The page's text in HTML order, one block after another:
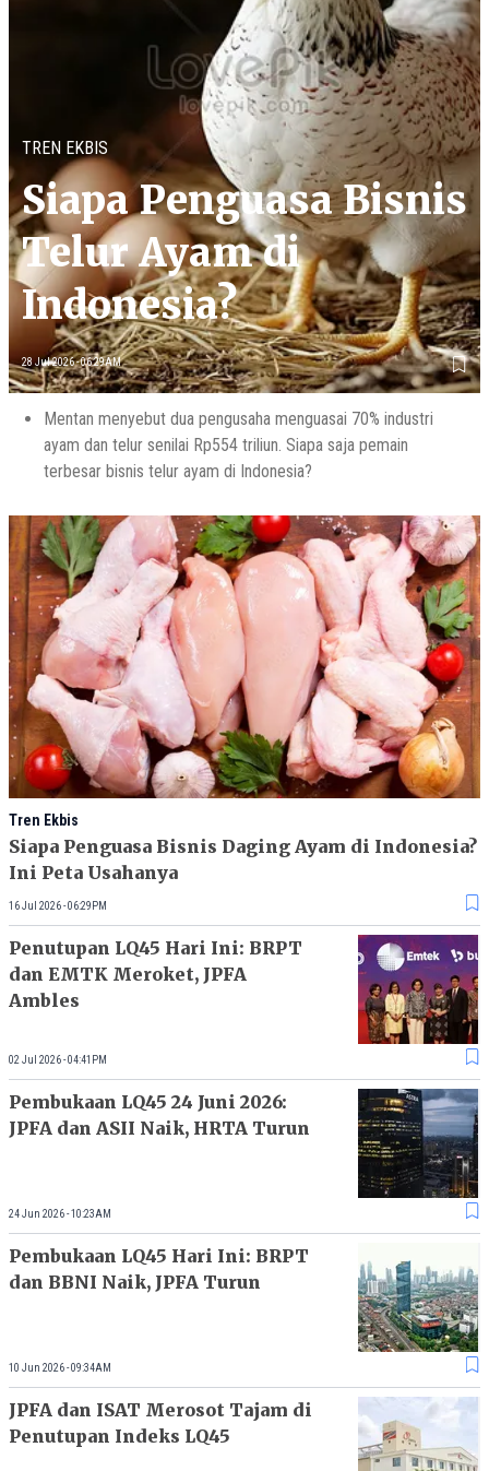
TREN EKBIS
Siapa Penguasa Bisnis
Telur Ayam di
Indonesia?
28 Jul 2026 - 06:29AM
Mentan menyebut dua pengusaha menguasai 70% industri
ayam dan telur senilai Rp554 triliun. Siapa saja pemain
terbesar bisnis telur ayam di Indonesia?
Tren Ekbis
Siapa Penguasa Bisnis Daging Ayam di Indonesia?
Ini Peta Usahanya
16 Jul 2026 - 06:29PM
Penutupan LQ45 Hari Ini: BRPT
dan EMTK Meroket, JPFA
Ambles
02 Jul 2026 - 04:41PM
Pembukaan LQ45 24 Juni 2026:
JPFA dan ASII Naik, HRTA Turun
24 Jun 2026 - 10:23AM
Pembukaan LQ45 Hari Ini: BRPT
dan BBNI Naik, JPFA Turun
10 Jun 2026 - 09:34AM
JPFA dan ISAT Merosot Tajam di
Penutupan Indeks LQ45